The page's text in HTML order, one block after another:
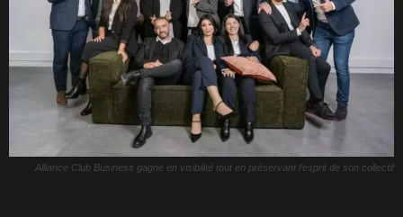
Alliance Club Business gagne en visibilité tout en préservant l’esprit de son collectif